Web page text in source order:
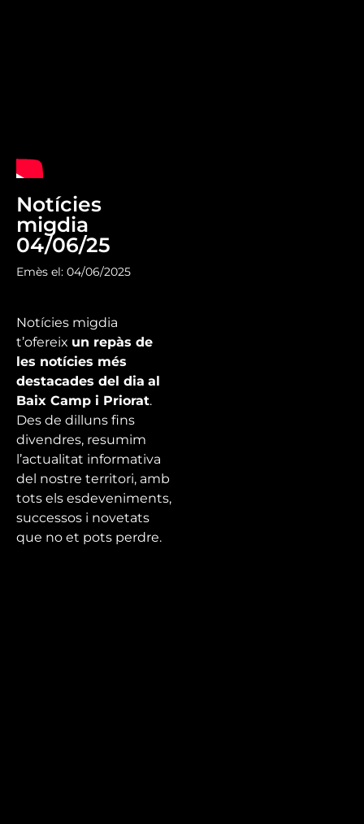
Notícies
migdia
04/06/25
Emès el: 04/06/2025
Notícies migdia
t’ofereix un repàs de
les notícies més
destacades del dia al
Baix Camp i Priorat.
Des de dilluns fins
divendres, resumim
l’actualitat informativa
del nostre territori, amb
tots els esdeveniments,
successos i novetats
que no et pots perdre.